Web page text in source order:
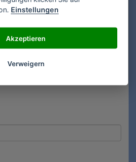
Einstellungen
Akzeptieren
Verweigern